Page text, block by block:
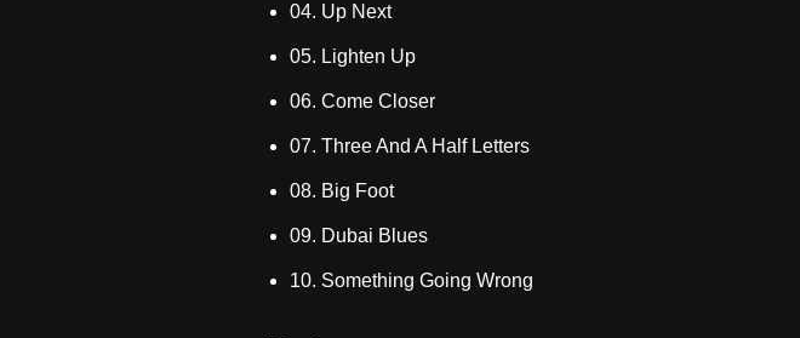
04. Up Next
05. Lighten Up
06. Come Closer
07. Three And A Half Letters
08. Big Foot
09. Dubai Blues
10. Something Going Wrong